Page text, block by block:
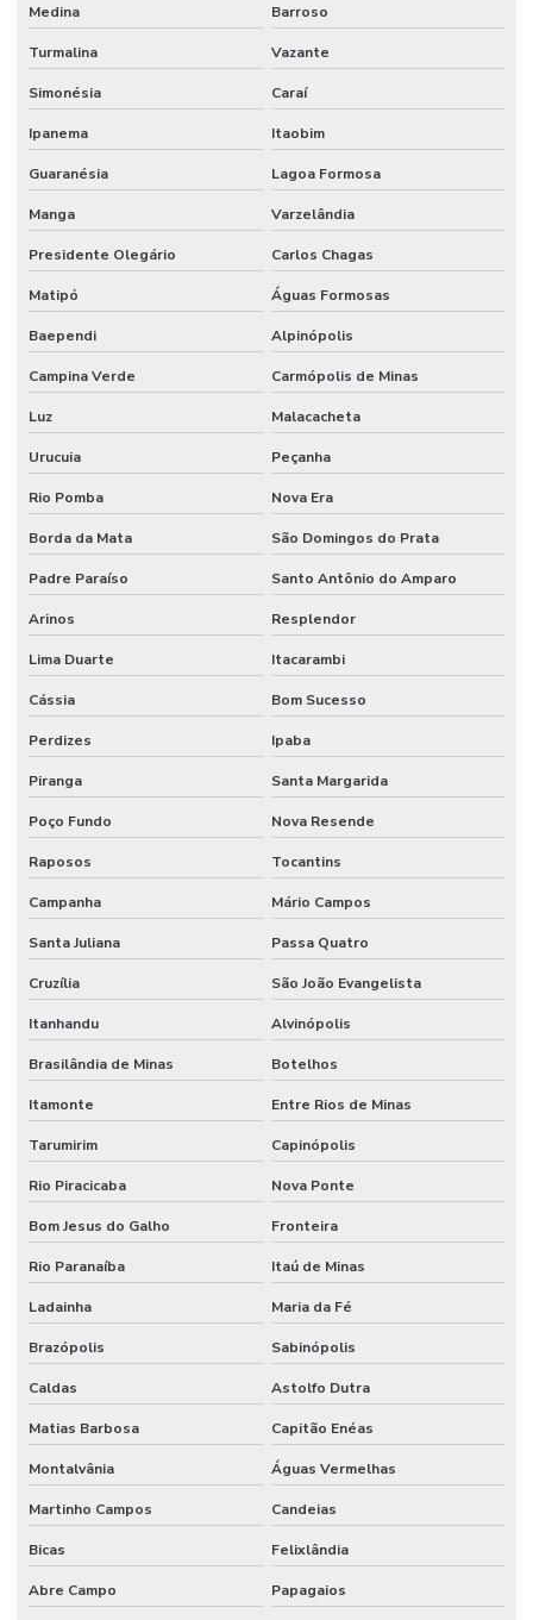
Medina Barroso
Turmalina Vazante
Simonésia Caraí
Ipanema Itaobim
Guaranésia Lagoa Formosa
Manga Varzelândia
Presidente Olegário Carlos Chagas
Matipó Águas Formosas
Baependi Alpinópolis
Campina Verde Carmópolis de Minas
Luz Malacacheta
Urucuia Peçanha
Rio Pomba Nova Era
Borda da Mata São Domingos do Prata
Padre Paraíso Santo Antônio do Amparo
Arinos Resplendor
Lima Duarte Itacarambi
Cássia Bom Sucesso
Perdizes Ipaba
Piranga Santa Margarida
Poço Fundo Nova Resende
Raposos Tocantins
Campanha Mário Campos
Santa Juliana Passa Quatro
Cruzília São João Evangelista
Itanhandu Alvinópolis
Brasilândia de Minas Botelhos
Itamonte Entre Rios de Minas
Tarumirim Capinópolis
Rio Piracicaba Nova Ponte
Bom Jesus do Galho Fronteira
Rio Paranaíba Itaú de Minas
Ladainha Maria da Fé
Brazópolis Sabinópolis
Caldas Astolfo Dutra
Matias Barbosa Capitão Enéas
Montalvânia Águas Vermelhas
Martinho Campos Candeias
Bicas Felixlândia
Abre Campo Papagaios